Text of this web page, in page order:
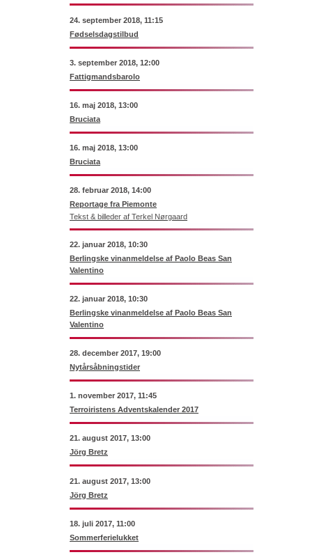
24. september 2018, 11:15
Fødselsdagstilbud
3. september 2018, 12:00
Fattigmandsbarolo
16. maj 2018, 13:00
Bruciata
16. maj 2018, 13:00
Bruciata
28. februar 2018, 14:00
Reportage fra Piemonte
Tekst & billeder af Terkel Nørgaard
22. januar 2018, 10:30
Berlingske vinanmeldelse af Paolo Beas San
Valentino
22. januar 2018, 10:30
Berlingske vinanmeldelse af Paolo Beas San
Valentino
28. december 2017, 19:00
Nytårsåbningstider
1. november 2017, 11:45
Terroiristens Adventskalender 2017
21. august 2017, 13:00
Jörg Bretz
21. august 2017, 13:00
Jörg Bretz
18. juli 2017, 11:00
Sommerferielukket